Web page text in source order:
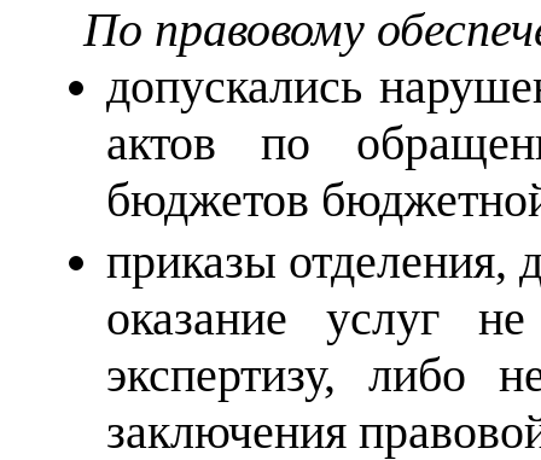
По правовому
допускались
актов по
бюджетов
приказы отделения,
оказание услуг
экспертизу, либо
заключения